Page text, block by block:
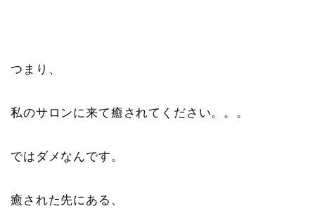
つまり、
私のサロンに来て癒されてください。。。
ではダメなんです。
癒された先にある、